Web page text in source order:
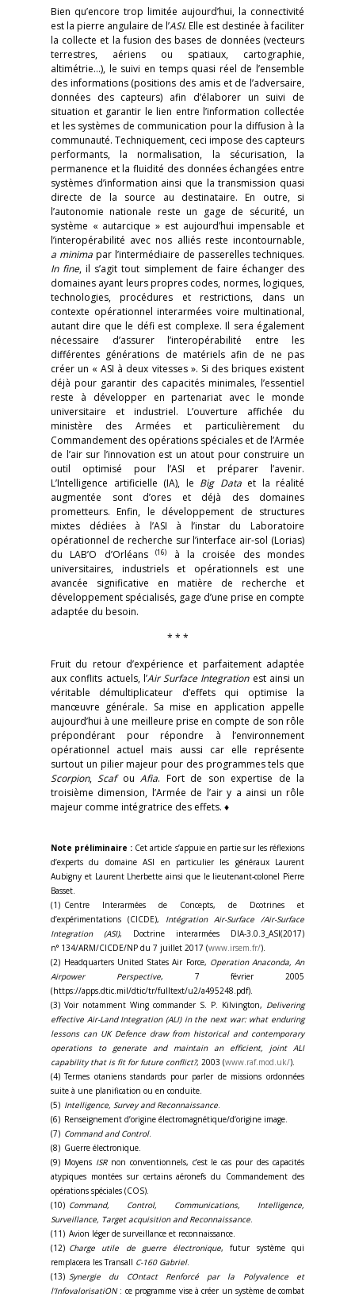
Bien qu’encore trop limitée aujourd’hui, la connectivité
est la pierre angulaire de l’ASI. Elle est destinée à faciliter
la collecte et la fusion des bases de données (vecteurs
terrestres, aériens ou spatiaux, cartographie,
altimétrie…), le suivi en temps quasi réel de l’ensemble
des informations (positions des amis et de l’adversaire,
données des capteurs) afin d’élaborer un suivi de
situation et garantir le lien entre l’information collectée
et les systèmes de communication pour la diffusion à la
communauté. Techniquement, ceci impose des capteurs
performants, la normalisation, la sécurisation, la
permanence et la fluidité des données échangées entre
systèmes d’information ainsi que la transmission quasi
directe de la source au destinataire. En outre, si
l’autonomie nationale reste un gage de sécurité, un
système « autarcique » est aujourd’hui impensable et
l’interopérabilité avec nos alliés reste incontournable,
a minima par l’intermédiaire de passerelles techniques.
In fine, il s’agit tout simplement de faire échanger des
domaines ayant leurs propres codes, normes, logiques,
technologies, procédures et restrictions, dans un
contexte opérationnel interarmées voire multinational,
autant dire que le défi est complexe. Il sera également
nécessaire d’assurer l’interopérabilité entre les
différentes générations de matériels afin de ne pas
créer un « ASI à deux vitesses ». Si des briques existent
déjà pour garantir des capacités minimales, l’essentiel
reste à développer en partenariat avec le monde
universitaire et industriel. L’ouverture affichée du
ministère des Armées et particulièrement du
Commandement des opérations spéciales et de l’Armée
de l’air sur l’innovation est un atout pour construire un
outil optimisé pour l’ASI et préparer l’avenir.
L’Intelligence artificielle (IA), le Big Dataet la réalité
augmentée sont d’ores et déjà des domaines
prometteurs. Enfin, le développement de structures
mixtes dédiées à l’ASI à l’instar du Laboratoire
opérationnel de recherche sur l’interface air-sol (Lorias)
du LAB’O d’Orléans(16)
à la croisée des mondes
universitaires, industriels et opérationnels est une
avancée significative en matière de recherche et
développement spécialisés, gage d’une prise en compte
adaptée du besoin.
* * *
Fruit du retour d’expérience et parfaitement adaptée
aux conflits actuels, l’Air Surface Integrationest ainsi un
véritable démultiplicateur d’effets qui optimise la
manœuvre générale. Sa mise en application appelle
aujourd’hui à une meilleure prise en compte de son rôle
prépondérant pour répondre à l’environnement
opérationnel actuel mais aussi car elle représente
surtout un pilier majeur pour des programmes tels que
Scorpion,ScafouAfia. Fort de son expertise de la
troisième dimension, l’Armée de l’air y a ainsi un rôle
majeur comme intégratrice des effets. ♦
Note préliminaire : Cet article s’appuie en partie sur les réflexions
d’experts du domaine ASI en particulier les généraux Laurent
Aubigny et Laurent Lherbette ainsi que le lieutenant-colonel Pierre
Basset.
(1) Centre Interarmées de Concepts, de Dcotrines et
d’expérimentations (CICDE), Intégration Air-Surface /Air-Surface
Integration (ASI), Doctrine interarmées DIA-3.0.3_ASI(2017)
n° 134/ARM/CICDE/NP du 7 juillet 2017 (www.irsem.fr/).
(2) Headquarters United States Air Force, Operation Anaconda, An
Airpower Perspective, 7 février 2005
(https://apps.dtic.mil/dtic/tr/fulltext/u2/a495248.pdf).
(3) Voir notamment Wing commander S. P. Kilvington, Delivering
effective Air-Land Integration (ALI) in the next war: what enduring
lessons can UK Defence draw from historical and contemporary
operations to generate and maintain an efficient, joint ALI
capability that is fit for future conflict?, 2003 (www.raf.mod.uk/).
(4) Termes otaniens standards pour parler de missions ordonnées
suite à une planification ou en conduite.
(5) Intelligence, Survey and Reconnaissance.
(6) Renseignement d’origine électromagnétique/d’origine image.
(7) Command and Control.
(8) Guerre électronique.
(9) Moyens ISRnon conventionnels, c’est le cas pour des capacités
atypiques montées sur certains aéronefs du Commandement des
opérations spéciales (COS).
(10) Command, Control, Communications, Intelligence,
Surveillance, Target acquisition and Reconnaissance.
(11) Avion léger de surveillance et reconnaissance.
(12) Charge utile de guerre électronique, futur système qui
remplacera les Transall C-160 Gabriel.
(13) Synergie du COntact Renforcé par la Polyvalence et
l’InfovalorisatiON: ce programme vise à créer un système de combat